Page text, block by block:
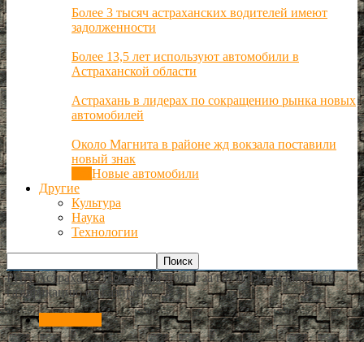
Более 3 тысяч астраханских водителей имеют
задолженности
Более 13,5 лет используют автомобили в
Астраханской области
Астрахань в лидерах по сокращению рынка новых
автомобилей
Около Магнита в районе жд вокзала поставили
новый знак
Новые автомобили
Другие
Культура
Наука
Технологии
РИА Астрахань Экономика Долги за газ могут остановить
газификацию от Газпрома